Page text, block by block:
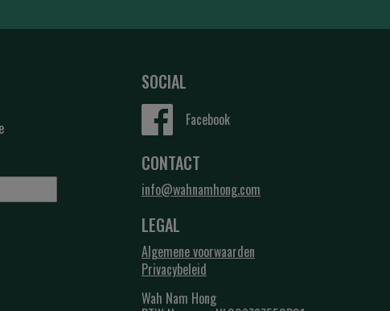
SOCIAL
Facebook
CONTACT
info@wahnamhong.com
LEGAL
Algemene voorwaarden
Privacybeleid
Wah Nam Hong